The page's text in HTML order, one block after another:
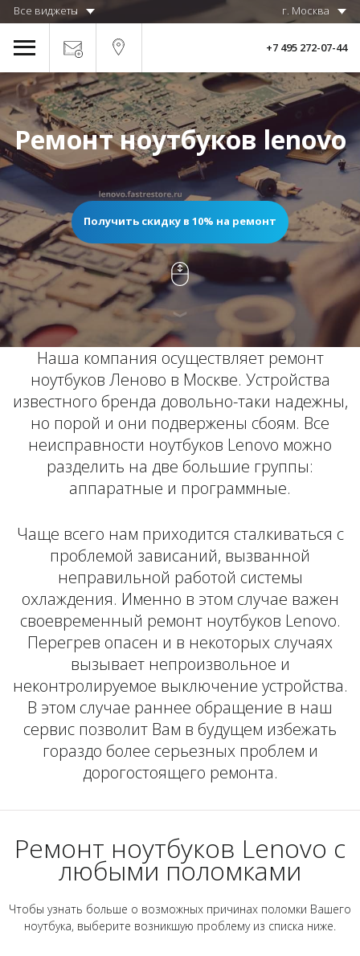
Все виджеты г. Москва
+7 495 272-07-44
Ремонт ноутбуков lenovo
Получить скидку в 10% на ремонт
Наша компания осуществляет ремонт
ноутбуков Леново в Москве. Устройства
известного бренда довольно-таки надежны,
но порой и они подвержены сбоям. Все
неисправности ноутбуков Lenovo можно
разделить на две большие группы:
аппаратные и программные.
Чаще всего нам приходится сталкиваться с
проблемой зависаний, вызванной
неправильной работой системы
охлаждения. Именно в этом случае важен
своевременный ремонт ноутбуков Lenovo.
Перегрев опасен и в некоторых случаях
вызывает непроизвольное и
неконтролируемое выключение устройства.
В этом случае раннее обращение в наш
сервис позволит Вам в будущем избежать
гораздо более серьезных проблем и
дорогостоящего ремонта.
Ремонт ноутбуков Lenovo с
любыми поломками
Чтобы узнать больше о возможных причинах поломки Вашего
ноутбука, выберите возникшую проблему из списка ниже.